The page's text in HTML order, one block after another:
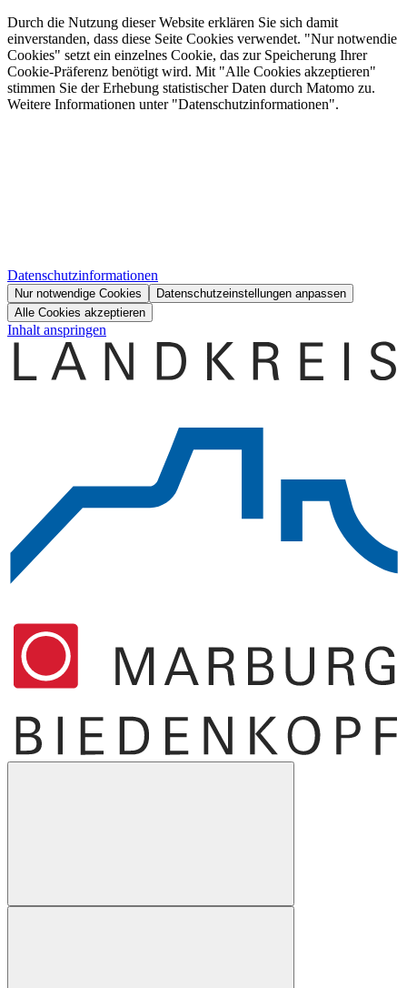
Durch die Nutzung dieser Website erklären Sie sich damit
einverstanden, dass diese Seite Cookies verwendet. "Nur notwendie
Cookies" setzt ein einzelnes Cookie, das zur Speicherung Ihrer
Cookie-Präferenz benötigt wird. Mit "Alle Cookies akzeptieren"
stimmen Sie der Erhebung statistischer Daten durch Matomo zu.
Weitere Informationen unter "Datenschutzinformationen".
Datenschutzinformationen
Nur notwendige Cookies
Datenschutzeinstellungen anpassen
Alle Cookies akzeptieren
Inhalt anspringen